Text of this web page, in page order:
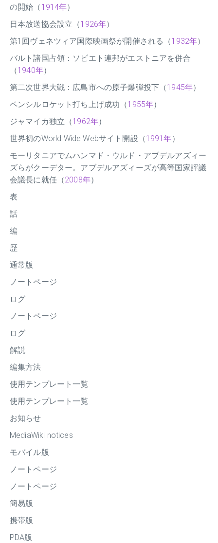
の開始（ 1914年）
日本放送協会設立（1926年）
第1回ヴェネツィア国際映画祭が開催される（1932年）
バルト諸国占領：ソビエト連邦がエストニアを併合
（1940年）
第二次世界大戦：広島市への原子爆弾投下（1945年）
ペンシルロケット打ち上げ成功（1955年）
ジャマイカ独立（1962年）
世界初のWorld Wide Webサイト開設（1991年）
モーリタニアでムハンマド・ウルド・アブデルアズィー
ズらがクーデター。アブデルアズィーズが高等国家評議
会議長に就任（2008年）
表
話
編
歴
通常版
ノートページ
ログ
ノートページ
ログ
解説
編集方法
使用テンプレート一覧
使用テンプレート一覧
お知らせ
MediaWiki notices
モバイル版
ノートページ
ノートページ
簡易版
携帯版
PDA版